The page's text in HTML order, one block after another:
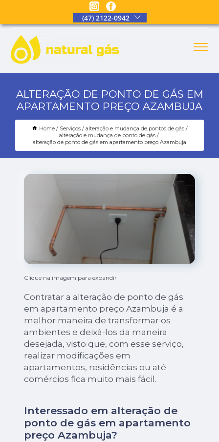
(47) 2122-0942
ALTERAÇÃO DE PONTO DE GÁS EM
APARTAMENTO PREÇO AZAMBUJA
Home Serviços
alteração e mudança de pontos de gás
alteração e mudança de ponto de gás
alteração de ponto de gás em apartamento preço Azambuja
Clique na imagem para expandir
Contratar a alteração de ponto de gás
em apartamento preço Azambuja é a
melhor maneira de transformar os
ambientes e deixá-los da maneira
desejada, visto que, com esse serviço,
realizar modificações em
apartamentos, residências ou até
comércios fica muito mais fácil.
Interessado em alteração de
ponto de gás em apartamento
preço Azambuja?